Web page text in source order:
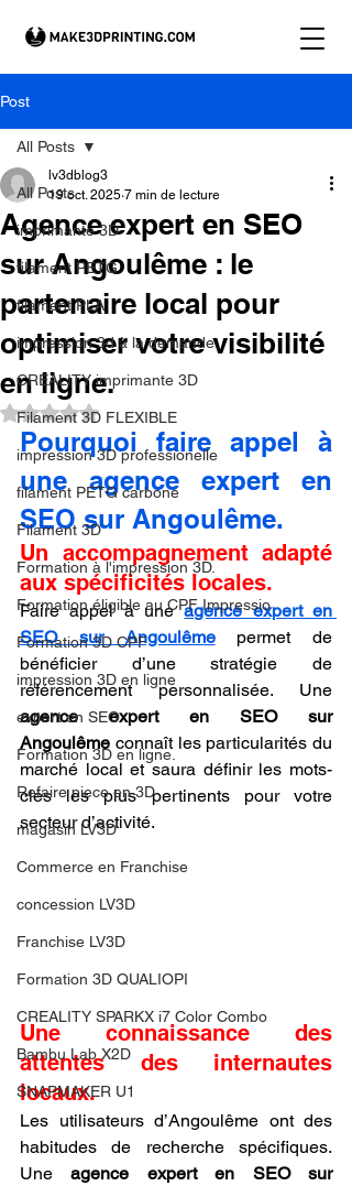
Post
All Posts
imprimante 3D
filament PETG
filament PLA
impression 3d à la demande.
CREALITY imprimante 3D
Filament 3D FLEXIBLE
impression 3D professionelle
filament PETG carbone
Filament 3D
Formation à l'impression 3D.
Formation éligible au CPF Impressio
Formation 3D CPF
impression 3D en ligne
expert en SEO
Formation 3D en ligne.
Refaire piece en 3D
magasin LV3D
Commerce en Franchise
concession LV3D
Franchise LV3D
Formation 3D QUALIOPI
CREALITY SPARKX i7 Color Combo
Bambu Lab X2D
SNAPMAKER U1
All Posts
Agence expert en SEO
sur Angoulême : le
partenaire local pour
optimiser votre visibilité
en ligne.
lv3dblog3
19 oct. 2025 7 min de lecture
Noté NaN étoiles sur 5.
Pourquoi faire appel à
une agence expert en
SEO sur Angoulême.
Un accompagnement adapté
aux spécificités locales.
Faire appel à une agence expert en
SEO sur Angoulême permet de
bénéficier d’une stratégie de
agence expert en SEO sur
Angoulême connaît les particularités du
marché local et saura définir les mots-
clés les plus pertinents pour votre
secteur d’activité.
Une connaissance des
attentes des internautes
locaux.
Les utilisateurs d’Angoulême ont des
habitudes de recherche spécifiques.
Une agence expert en SEO sur